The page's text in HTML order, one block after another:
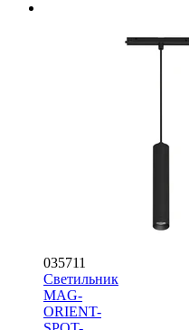
035711
Светильник
MAG-
ORIENT-